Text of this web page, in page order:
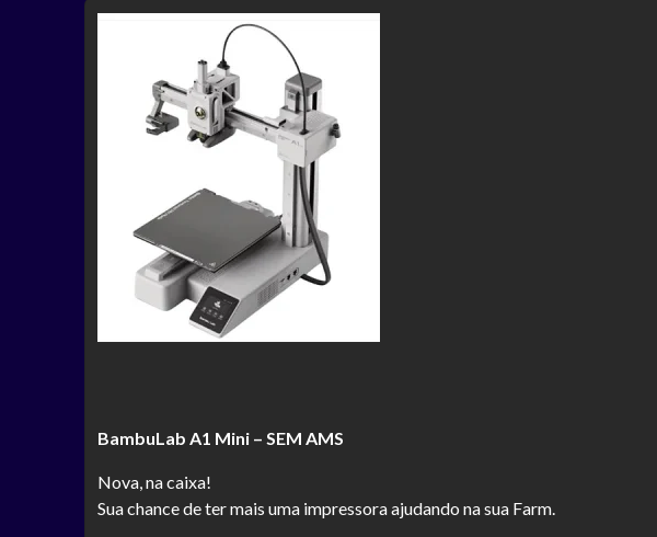
BambuLab A1 Mini – SEM AMS
Nova, na caixa!
Sua chance de ter mais uma impressora ajudando na sua Farm.